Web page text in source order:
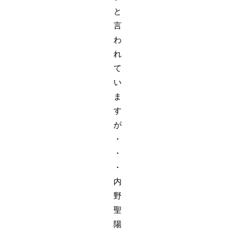
と
言
わ
れ
て
い
ま
す
が
・
・
・
内
野
聖
陽